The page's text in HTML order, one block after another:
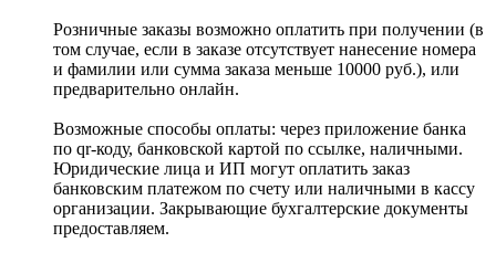
Розничные заказы возможно оплатить при получении (в
том случае, если в заказе отсутствует нанесение номера
и фамилии или сумма заказа меньше 10000 руб.), или
предварительно онлайн.
Возможные способы оплаты: через приложение банка
по qr-коду, банковской картой по ссылке, наличными.
Юридические лица и ИП могут оплатить заказ
банковским платежом по счету или наличными в кассу
организации. Закрывающие бухгалтерские документы
предоставляем.